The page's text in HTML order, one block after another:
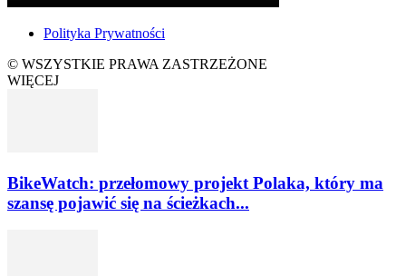
Polityka Prywatności
© WSZYSTKIE PRAWA ZASTRZEŻONE
WIĘCEJ
BikeWatch: przełomowy projekt Polaka, który ma
szansę pojawić się na ścieżkach...